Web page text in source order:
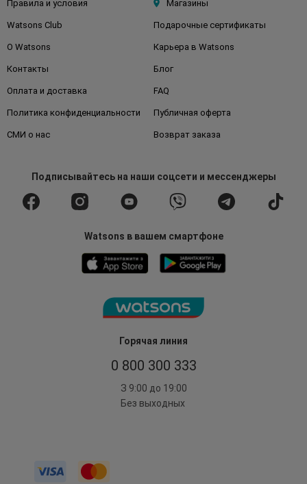
Горячая линия
0 800 300 333
З 9:00 до 19:00
Без выходных
Правила и условия Магазины
Watsons Club Подарочные сертификаты
О Watsons Карьера в Watsons
Контакты Блог
Оплата и доставка FAQ
Политика конфиденциальности Публичная оферта
СМИ о нас Возврат заказа
Подписывайтесьна наши соцсети и мессенджеры
Watsons в вашем смартфоне